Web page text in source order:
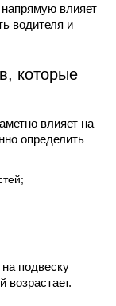
напрямую влияет
водителя и
которые
влияет на
определить
на подвеску
возрастает.